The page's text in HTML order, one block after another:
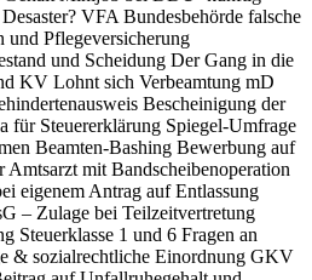
VFA Bundesbehörde falsche
Pflegeversicherung
und Scheidung Der Gang in die
KV Lohnt sich Verbeamtung mD
Bescheinigung der
für Steuererklärung Spiegel-Umfrage
Beamten-Bashing Bewerbung auf
Amtsarzt mit Bandscheibenoperation
eigenem Antrag auf Entlassung
– Zulage bei Teilzeitvertretung
Steuerklasse 1 und 6 Fragen an
& sozialrechtliche Einordnung GKV